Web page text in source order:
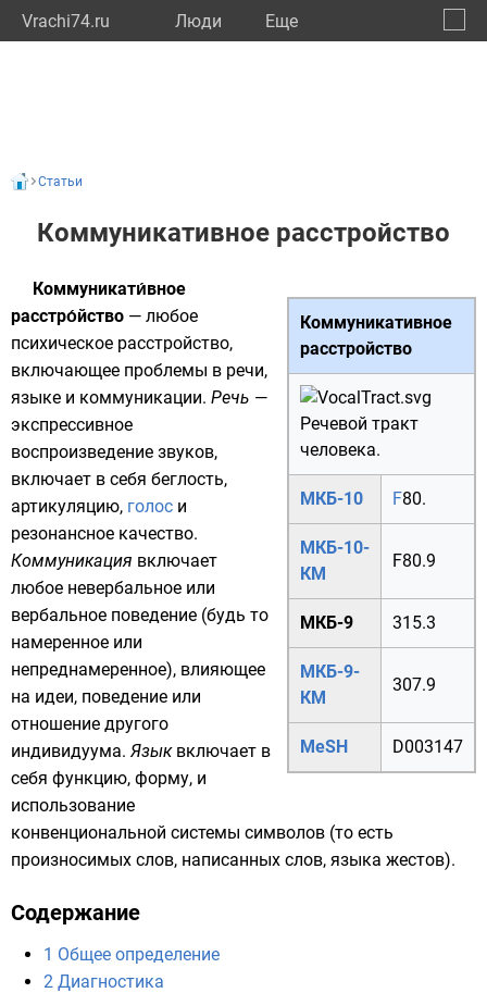
Vrachi74.ru Люди Eще
Статьи
Коммуникативное расстройство
Коммуникативное
расстройство
Речевой тракт
человека.
МКБ-10 F80.
МКБ-10-
КМ
F80.9
МКБ-9 315.3
МКБ-9-
КМ
307.9
MeSH D003147
Коммуникати́вное
расстро́йство — любое
психическое расстройство,
включающее проблемы в речи,
языке и коммуникации. Речь —
экспрессивное
воспроизведение звуков,
включает в себя беглость,
артикуляцию, голос и
резонансное качество.
Коммуникация включает
любое невербальное или
вербальное поведение (будь то
намеренное или
непреднамеренное), влияющее
на идеи, поведение или
отношение другого
индивидуума. Языквключает в
себя функцию, форму, и
использование
конвенциональной системы символов (то есть
произносимых слов, написанных слов, языка жестов).
Содержание
1 Общее определение
2 Диагностика